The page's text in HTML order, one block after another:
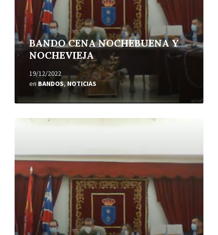
BANDO CENA NOCHEBUENA Y
NOCHEVIEJA
19/12/2022
en BANDOS, NOTICIAS